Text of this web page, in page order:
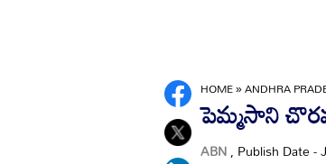
HOME»ANDHRA
పెమ్మసాని
ABN, Publish Date -